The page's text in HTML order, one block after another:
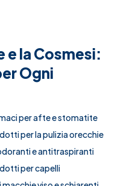
la Cosmesi:
Ogni
per afte e stomatite
per la pulizia orecchie
e antitraspiranti
per capelli